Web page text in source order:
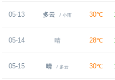
05-13 多云 / 小雨 30℃
05-14 晴 28℃
05-15 晴 / 多云 30℃